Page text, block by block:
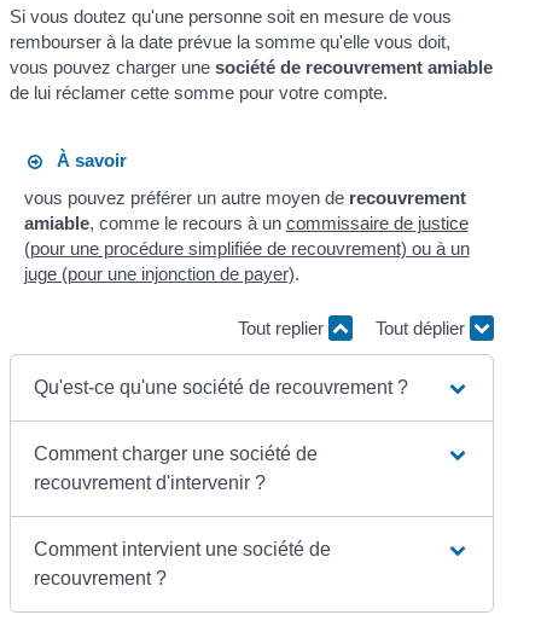
Si vous doutez qu'une personne soit en mesure de vous
rembourser à la date prévue la somme qu'elle vous doit,
vous pouvez charger unesociété de recouvrement amiable
de lui réclamer cette somme pour votre compte.
À savoir
vous pouvez préférer un autre moyen de recouvrement
amiable, comme le recours à un commissaire de justice
(pour une procédure simplifiée de recouvrement) ou à un
juge (pour une injonction de payer).
Tout replier Tout déplier
Qu'est-ce qu'une société de recouvrement ?
Comment charger une société de
recouvrement d'intervenir ?
Comment intervient une société de
recouvrement ?